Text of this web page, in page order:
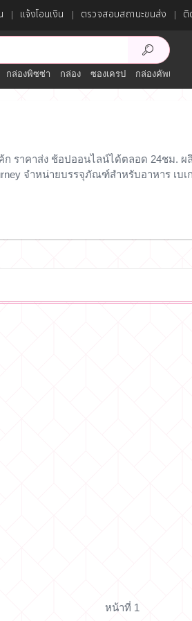
แจ้งโอนเงิน ตรวจสอบสถานะขนส่ง ติ
กล่องพิซซ่า กล่อง ซองเครป กล่องคัพเค้ก
ก ราคาส่ง ช้อปออนไลน์ได้ตลอด 24ชม.
จำหน่ายบรรจุภัณฑ์สำหรับอาหาร เบ
หน้าที่ 1